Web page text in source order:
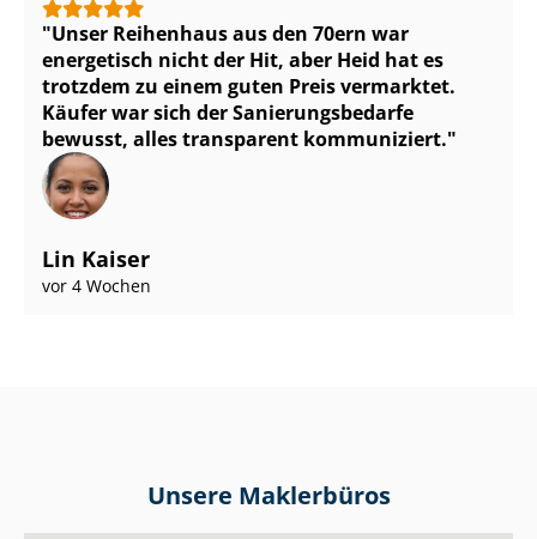
Unser Reihenhaus aus den 70ern war
energetisch nicht der Hit, aber Heid hat es
trotzdem zu einem guten Preis vermarktet.
Käufer war sich der Sa­nie­rungs­be­dar­fe
bewusst, alles transparent kommuniziert.
Lin Kaiser
vor 4 Wochen
Unsere Maklerbüros